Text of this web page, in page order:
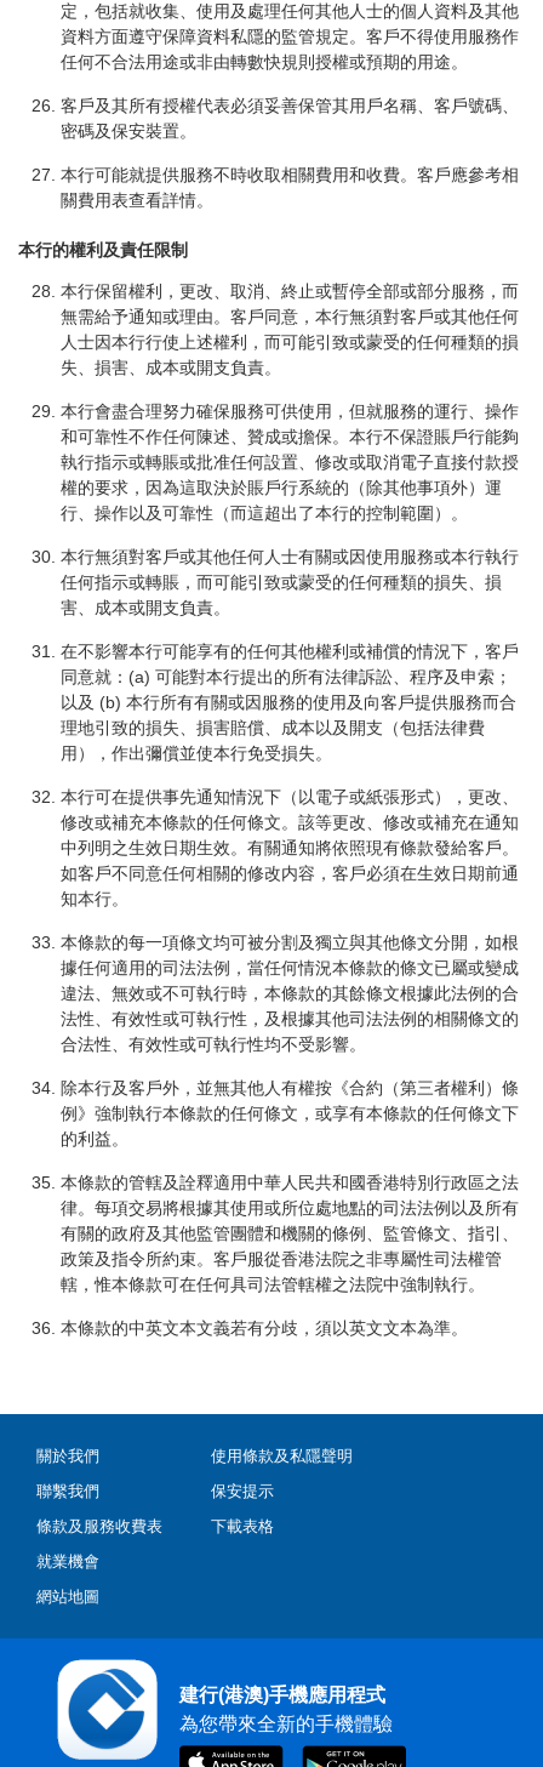
定，包括就收集、使用及處理任何其他人士的個人資料及其他
資料方面遵守保障資料私隱的監管規定。客戶不得使用服務作
任何不合法用途或非由轉數快規則授權或預期的用途。
客戶及其所有授權代表必須妥善保管其用戶名稱、客戶號碼、
密碼及保安裝置。
本行可能就提供服務不時收取相關費用和收費。客戶應參考相
關費用表查看詳情。
本行的權利及責任限制
本行保留權利，更改、取消、終止或暫停全部或部分服務，而
無需給予通知或理由。客戶同意，本行無須對客戶或其他任何
人士因本行行使上述權利，而可能引致或蒙受的任何種類的損
失、損害、成本或開支負責。
本行會盡合理努力確保服務可供使用，但就服務的運行、操作
和可靠性不作任何陳述、贊成或擔保。本行不保證賬戶行能夠
執行指示或轉賬或批准任何設置、修改或取消電子直接付款授
權的要求，因為這取決於賬戶行系統的（除其他事項外）運
行、操作以及可靠性（而這超出了本行的控制範圍）。
本行無須對客戶或其他任何人士有關或因使用服務或本行執行
任何指示或轉賬，而可能引致或蒙受的任何種類的損失、損
害、成本或開支負責。
在不影響本行可能享有的任何其他權利或補償的情況下，客戶
同意就：(a) 可能對本行提出的所有法律訴訟、程序及申索；
以及 (b) 本行所有有關或因服務的使用及向客戶提供服務而合
理地引致的損失、損害賠償、成本以及開支（包括法律費
用），作出彌償並使本行免受損失。
本行可在提供事先通知情況下（以電子或紙張形式），更改、
修改或補充本條款的任何條文。該等更改、修改或補充在通知
中列明之生效日期生效。有關通知將依照現有條款發給客戶。
如客戶不同意任何相關的修改内容，客戶必須在生效日期前通
知本行。
本條款的每一項條文均可被分割及獨立與其他條文分開，如根
據任何適用的司法法例，當任何情況本條款的條文已屬或變成
違法、無效或不可執行時，本條款的其餘條文根據此法例的合
法性、有效性或可執行性，及根據其他司法法例的相關條文的
合法性、有效性或可執行性均不受影響。
除本行及客戶外，並無其他人有權按《合約（第三者權利）條
例》強制執行本條款的任何條文，或享有本條款的任何條文下
的利益。
本條款的管轄及詮釋適用中華人民共和國香港特別行政區之法
律。每項交易將根據其使用或所位處地點的司法法例以及所有
有關的政府及其他監管團體和機關的條例、監管條文、指引、
政策及指令所約束。客戶服從香港法院之非專屬性司法權管
轄，惟本條款可在任何具司法管轄權之法院中強制執行。
本條款的中英文本文義若有分歧，須以英文文本為準。
關於我們
聯繫我們
條款及服務收費表
就業機會
網站地圖
使用條款及私隱聲明
保安提示
下載表格
建行(港澳)手機應用程式
為您帶來全新的手機體驗